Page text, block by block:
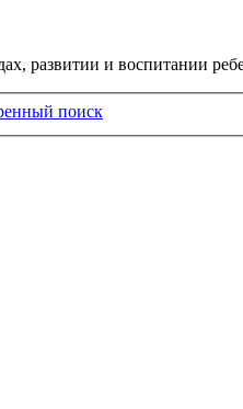
развитии и воспитании
поиск